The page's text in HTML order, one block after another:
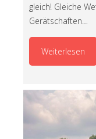
gleich! Gleiche
Gerätschaften…
Weiterlesen